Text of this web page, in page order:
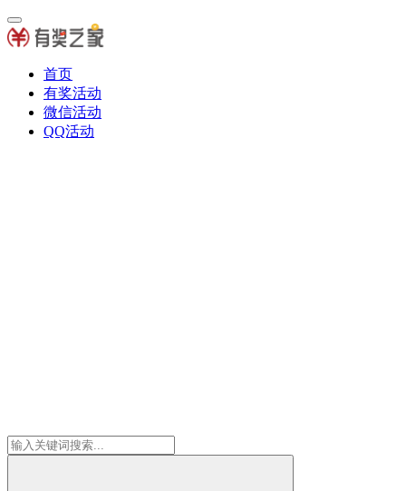
首页
有奖活动
微信活动
QQ活动